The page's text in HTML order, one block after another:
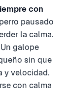
con
pausado
la calma.
galope
sin que
y velocidad.
con calma